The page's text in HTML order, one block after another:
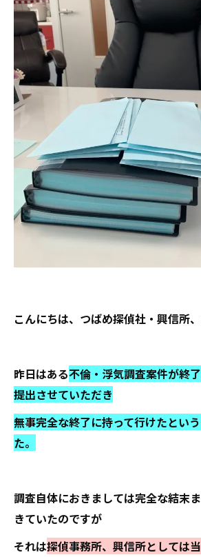
こんにちは、つばめ探偵社・興信所、
昨日はある不倫・浮気調査案件が終
提出させていただき
無事完全な終了に持って行けたとい
た。
調査自体におきましては完全な結末
きていたのですが
それは探偵事務所、興信所としては